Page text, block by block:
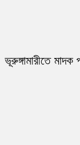
ভূরুঙ্গামারীতে